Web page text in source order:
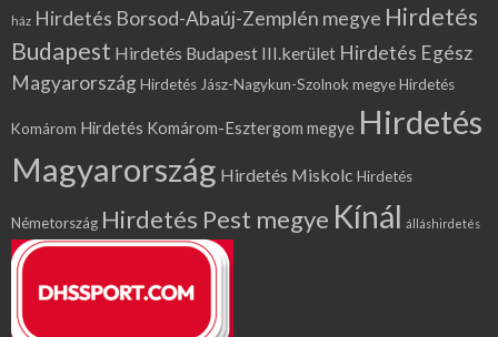
ház Hirdetés Borsod-Abaúj-Zemplén megye Hirdetés
Budapest Hirdetés Budapest III.kerület Hirdetés Egész
MagyarországHirdetés Jász-Nagykun-Szolnok megyeHirdetés
Komárom Hirdetés Komárom-Esztergom megye Hirdetés
Magyarország Hirdetés Miskolc Hirdetés
Németország Hirdetés Pest megye Kínál álláshirdetés